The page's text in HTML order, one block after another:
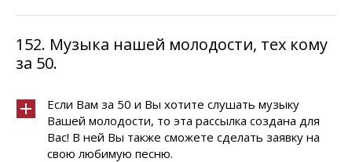
152. Музыка нашей молодости, тех кому
за 50.
Если Вам за 50 и Вы хотите слушать музыку
Вашей молодости, то эта рассылка создана для
Вас! В ней Вы также сможете сделать заявку на
свою любимую песню.